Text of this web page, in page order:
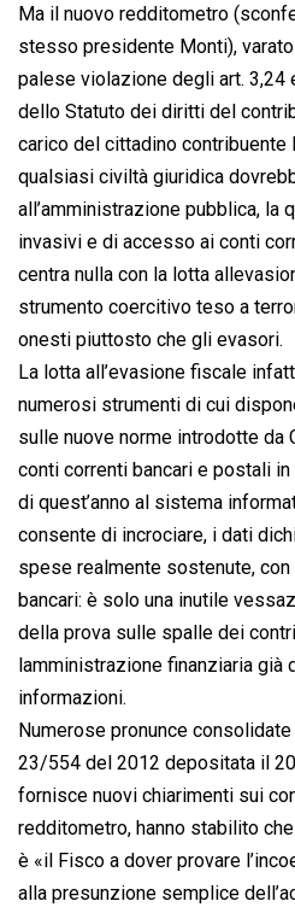
Ma il nuovo redditometro
stesso presidente Monti),
palese violazione degli art. 3,24
dello Statuto dei diritti del
carico del cittadino contribuente
qualsiasi civiltà giuridica
all’amministrazione pubblica, la
invasivi e di accesso ai conti
centra nulla con la lotta
strumento coercitivo teso a
onesti piuttosto che gli evasori.
La lotta all’evasione fiscale
numerosi strumenti di cui
sulle nuove norme introdotte da
conti correnti bancari e postali
di quest’anno al sistema
consente di incrociare, i dati
spese realmente sostenute,
bancari: è solo una inutile
della prova sulle spalle dei
lamministrazione finanziaria
informazioni.
Numerose pronunce consolidate
23/554 del 2012 depositata il
fornisce nuovi chiarimenti sui
redditometro, hanno stabilito
è «il Fisco a dover provare
alla presunzione semplice